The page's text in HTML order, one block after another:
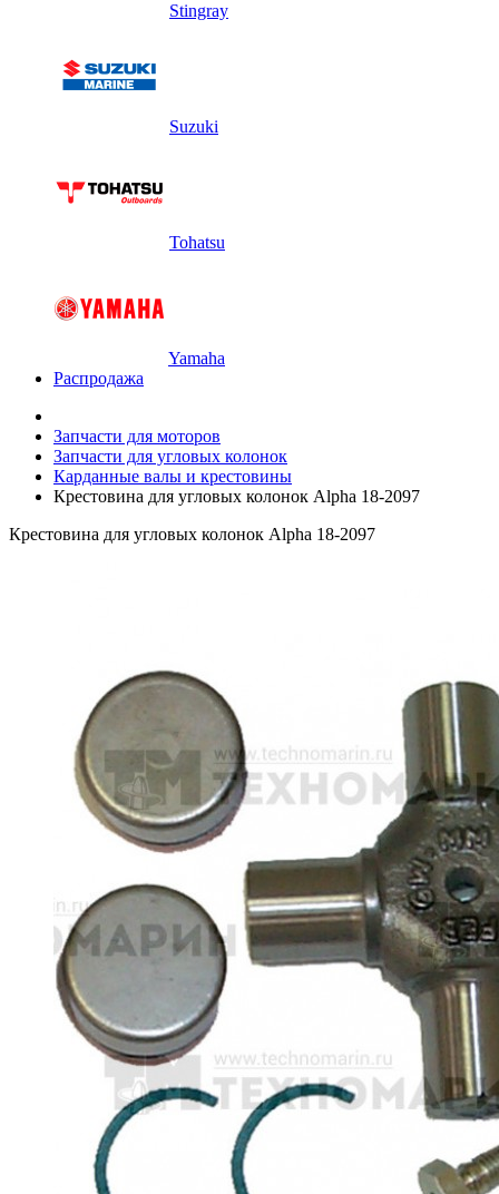
Stingray
Suzuki
Tohatsu
Yamaha
Распродажа
Запчасти для моторов
Запчасти для угловых колонок
Карданные валы и крестовины
Крестовина для угловых колонок Alpha 18-2097
Крестовина для угловых колонок Alpha 18-2097